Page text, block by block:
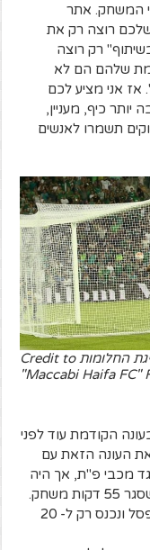
המשחק. אתר
רוצה רק את
רק רוצה
שלהם הם לא
אני מציע לכם
כיף, מעניין,
תשמרו לאנשים
מוגרבי. משחק נהדר אבל ללא ביטוי בליגת החלומות Credit to
"Maccabi Haifa FC"
הקודמת עוד לפני
העונה הזאת עם
מכבי פ"ת, אך היה
החילוף הראשון של רן בן שמעון עוד לפני שסגר 55 דקות משחק.
נטע לביא לעומתו התחיל את המשחק בספסל ונכנס רק ל- 20